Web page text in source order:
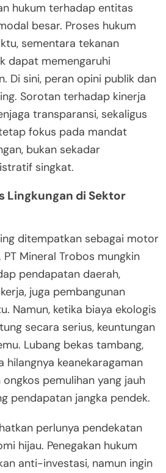
hukum terhadap entitas
besar. Proses hukum
sementara tekanan
dapat memengaruhi
Di sini, peran opini publik dan
Sorotan terhadap kinerja
transparansi, sekaligus
fokus pada mandat
bukan sekadar
singkat.
Lingkungan di Sektor
ditempatkan sebagai motor
Mineral Trobos mungkin
pendapatan daerah,
juga pembangunan
Namun, ketika biaya ekologis
secara serius, keuntungan
Lubang bekas tambang,
hilangnya keanekaragaman
pemulihan yang jauh
pendapatan jangka pendek.
perlunya pendekatan
hijau. Penegakan hukum
anti-investasi, namun ingin